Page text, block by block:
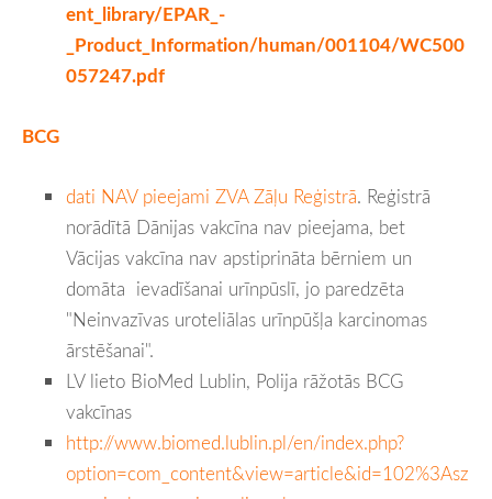
ent_library/EPAR_-
_Product_Information/human/001104/WC500
057247.pdf
BCG
dati NAV pieejami ZVA Zāļu Reģistrā. Reģistrā
norādītā Dānijas vakcīna nav pieejama, bet
Vācijas vakcīna nav apstiprināta bērniem un
domāta ievadīšanai urīnpūslī, jo paredzēta
"Neinvazīvas uroteliālas urīnpūšļa karcinomas
ārstēšanai".
LV lieto BioMed Lublin, Polija rāžotās BCG
vakcīnas
http://www.biomed.lublin.pl/en/index.php?
option=com_content&view=article&id=102%3Asz